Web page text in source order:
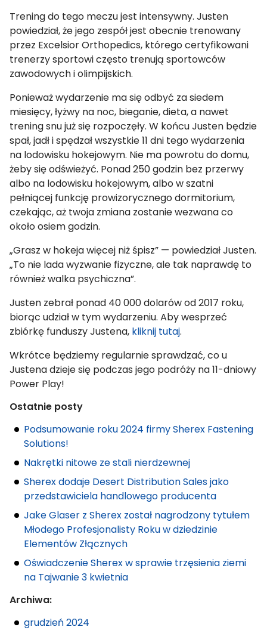
Trening do tego meczu jest intensywny. Justen
powiedział, że jego zespół jest obecnie trenowany
przez Excelsior Orthopedics, którego certyfikowani
trenerzy sportowi często trenują sportowców
zawodowych i olimpijskich.
Ponieważ wydarzenie ma się odbyć za siedem
miesięcy, łyżwy na noc, bieganie, dieta, a nawet
trening snu już się rozpoczęły. W końcu Justen będzie
spał, jadł i spędzał wszystkie 11 dni tego wydarzenia
na lodowisku hokejowym. Nie ma powrotu do domu,
żeby się odświeżyć. Ponad 250 godzin bez przerwy
albo na lodowisku hokejowym, albo w szatni
pełniącej funkcję prowizorycznego dormitorium,
czekając, aż twoja zmiana zostanie wezwana co
około osiem godzin.
„Grasz w hokeja więcej niż śpisz” — powiedział Justen.
„To nie lada wyzwanie fizyczne, ale tak naprawdę to
również walka psychiczna”.
Justen zebrał ponad 40 000 dolarów od 2017 roku,
biorąc udział w tym wydarzeniu. Aby wesprzeć
zbiórkę funduszy Justena, kliknij tutaj.
Wkrótce będziemy regularnie sprawdzać, co u
Justena dzieje się podczas jego podróży na 11-dniowy
Power Play!
Ostatnie posty
Podsumowanie roku 2024 firmy Sherex Fastening
Solutions!
Nakrętki nitowe ze stali nierdzewnej
Sherex dodaje Desert Distribution Sales jako
przedstawiciela handlowego producenta
Jake Glaser z Sherex został nagrodzony tytułem
Młodego Profesjonalisty Roku w dziedzinie
Elementów Złącznych
Oświadczenie Sherex w sprawie trzęsienia ziemi
na Tajwanie 3 kwietnia
Archiwa:
grudzień 2024